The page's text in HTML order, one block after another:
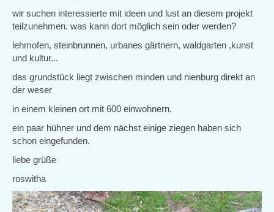
wir suchen interessierte mit ideen und lust an diesem projekt
teilzunehmen. was kann dort möglich sein oder werden?
lehmofen, steinbrunnen, urbanes gärtnern, waldgarten ,kunst
und kultur...
das grundstück liegt zwischen minden und nienburg direkt an
der weser
in einem kleinen ort mit 600 einwohnern.
ein paar hühner und dem nächst einige ziegen haben sich
schon eingefunden.
liebe grüße
roswitha